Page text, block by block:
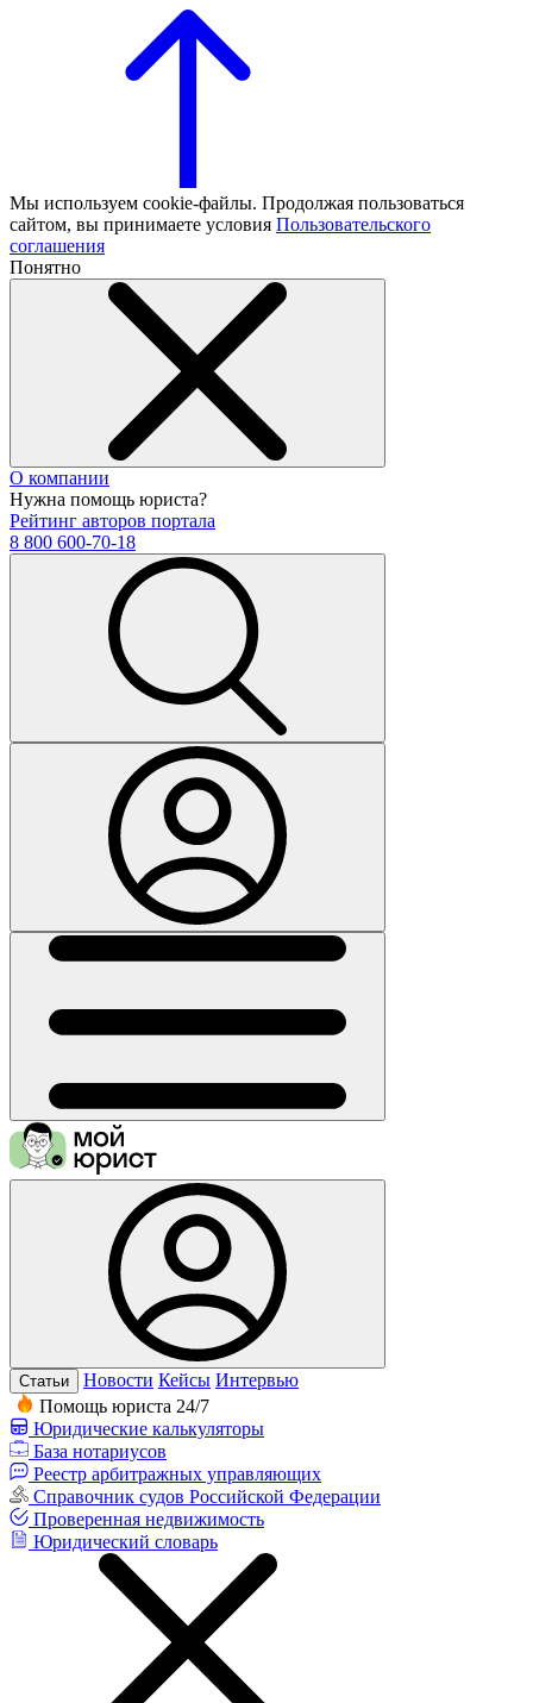
Мы используем cookie-файлы. Продолжая пользоваться
сайтом, вы принимаете условия Пользовательского
соглашения
Понятно
О компании
Нужна помощь юриста?
Рейтинг авторов портала
8 800 600-70-18
Статьи Новости Кейсы Интервью
Помощь юриста 24/7
Юридические калькуляторы
База нотариусов
Реестр арбитражных управляющих
Справочник судов Российской Федерации
Проверенная недвижимость
Юридический словарь